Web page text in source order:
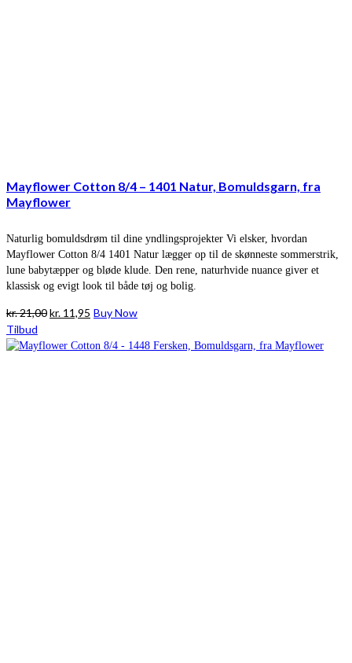
Mayflower Cotton 8/4 – 1401 Natur, Bomuldsgarn, fra
Mayflower
Naturlig bomuldsdrøm til dine yndlingsprojekter Vi elsker, hvordan
Mayflower Cotton 8/4 1401 Natur lægger op til de skønneste sommerstrik,
lune babytæpper og bløde klude. Den rene, naturhvide nuance giver et
klassisk og evigt look til både tøj og bolig.
kr.21,00Den
pris
kr. 11,95 Den
pris
Buy Now
Tilbud